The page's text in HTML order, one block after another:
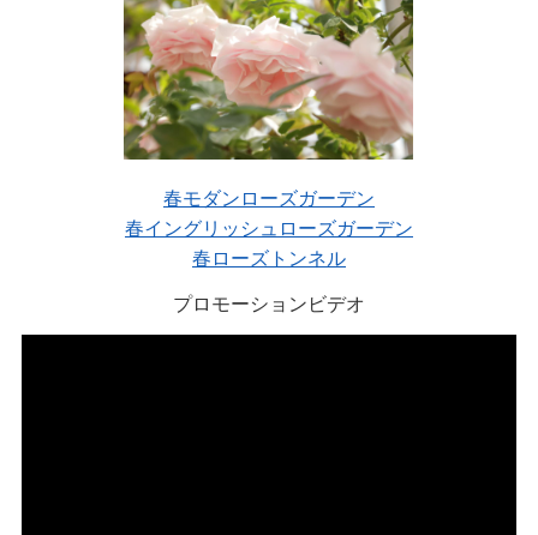
春モダンローズガーデン
春イングリッシュローズガーデン
春ローズトンネル
プロモーションビデオ